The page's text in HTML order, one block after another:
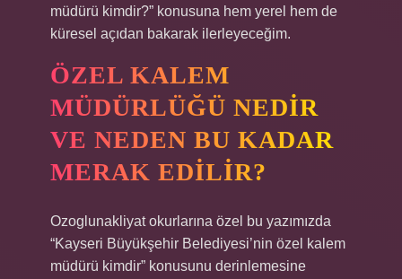
müdürü kimdir?” konusuna hem yerel hem de
küresel açıdan bakarak ilerleyeceğim.
ÖZEL KALEM
MÜDÜRLÜĞÜ NEDIR
VE NEDEN BU KADAR
MERAK EDILIR?
Ozoglunakliyat okurlarına özel bu yazımızda
“Kayseri Büyükşehir Belediyesi’nin özel kalem
müdürü kimdir” konusunu derinlemesine